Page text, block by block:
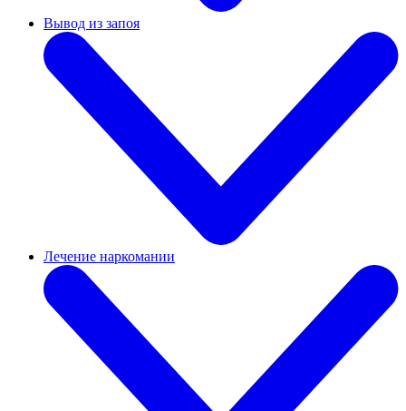
Вывод из запоя
Лечение наркомании